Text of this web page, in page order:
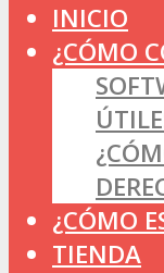
INICIO
¿CÓMO
¿CÓMO
TIENDA